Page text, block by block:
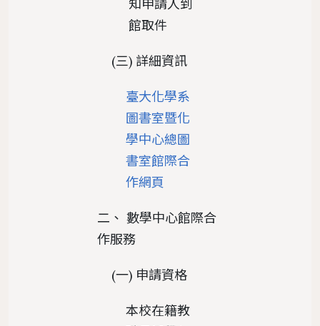
知申請人到
館取件
(三) 詳細資訊
臺大化學系
圖書室暨化
學中心總圖
書室館際合
作網頁
二、 數學中心館際合
作服務
(一) 申請資格
本校在籍教